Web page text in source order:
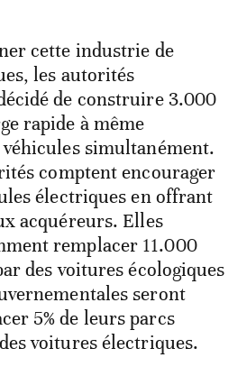
cette industrie de
les autorités
de construire 3.000
rapide à même
simultanément.
comptent encourager
électriques en offrant
acquéreurs. Elles
remplacer 11.000
des voitures écologiques
seront
5% de leurs parcs
voitures électriques.